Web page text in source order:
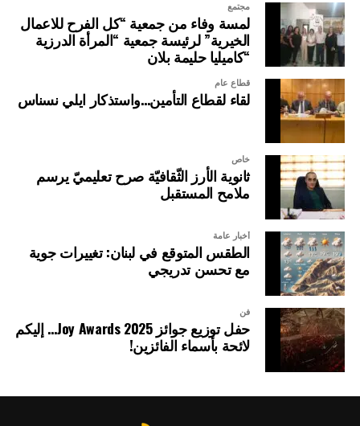
مجتمع
لمسة وفاء من جمعية “كل الفرح للاعمال
الخيرية” لرئيسة جمعية “المرأة الدرزية
“كاميليا حليمة بلان
قطاع عام
لقاء لقطاع التأمين…واستذكار ايلي نسناس
خاص
ثانوية الأرز الثّقافيّة صرح تعليميّ يرسم
ملامح المستقبل
أخبار عامة
الطقس المتوقع في لبنان: تغييرات جوية
مع تحسن تدريجي
فن
حفل توزيع جوائز Joy Awards 2025… إليكم
لائحة بأسماء الفائزين!